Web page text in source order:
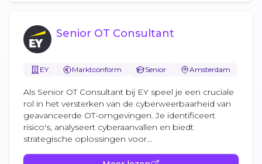
Senior OT Consultant
EY Marktconform Senior Amsterdam
Als Senior OT Consultant bij EY speel je een cruciale
rol in het versterken van de cyberweerbaarheid van
geavanceerde OT-omgevingen. Je identificeert
risico's, analyseert cyberaanvallen en biedt
strategische oplossingen voor...